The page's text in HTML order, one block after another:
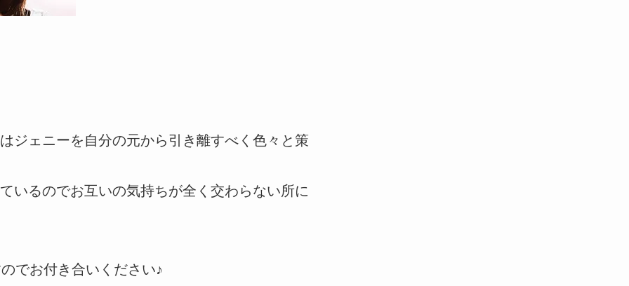
ジェニーを自分の元から引き離すべく色々と策
いるのでお互いの気持ちが全く交わらない所に
でお付き合いください♪